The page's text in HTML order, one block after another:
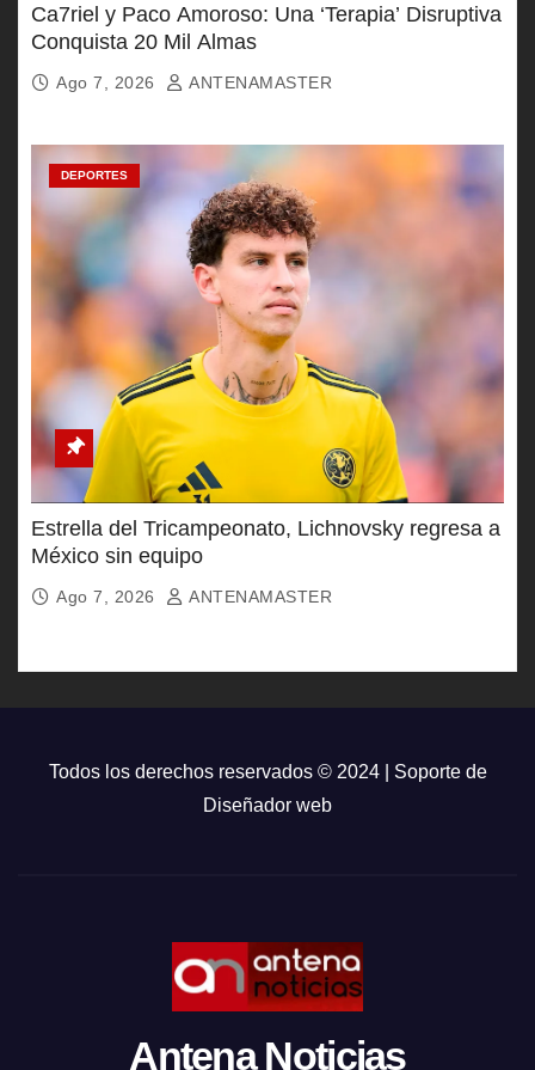
Ca7riel y Paco Amoroso: Una ‘Terapia’ Disruptiva
Conquista 20 Mil Almas
Ago 7, 2026 ANTENAMASTER
DEPORTES
Estrella del Tricampeonato, Lichnovsky regresa a
México sin equipo
Ago 7, 2026 ANTENAMASTER
Todos los derechos reservados © 2024 | Soporte de
Diseñador web
Antena Noticias